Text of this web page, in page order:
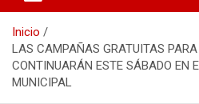
Inicio
LAS CAMPAÑAS GRATUITAS PARA
CONTINUARÁN ESTE SÁBADO EN
MUNICIPAL